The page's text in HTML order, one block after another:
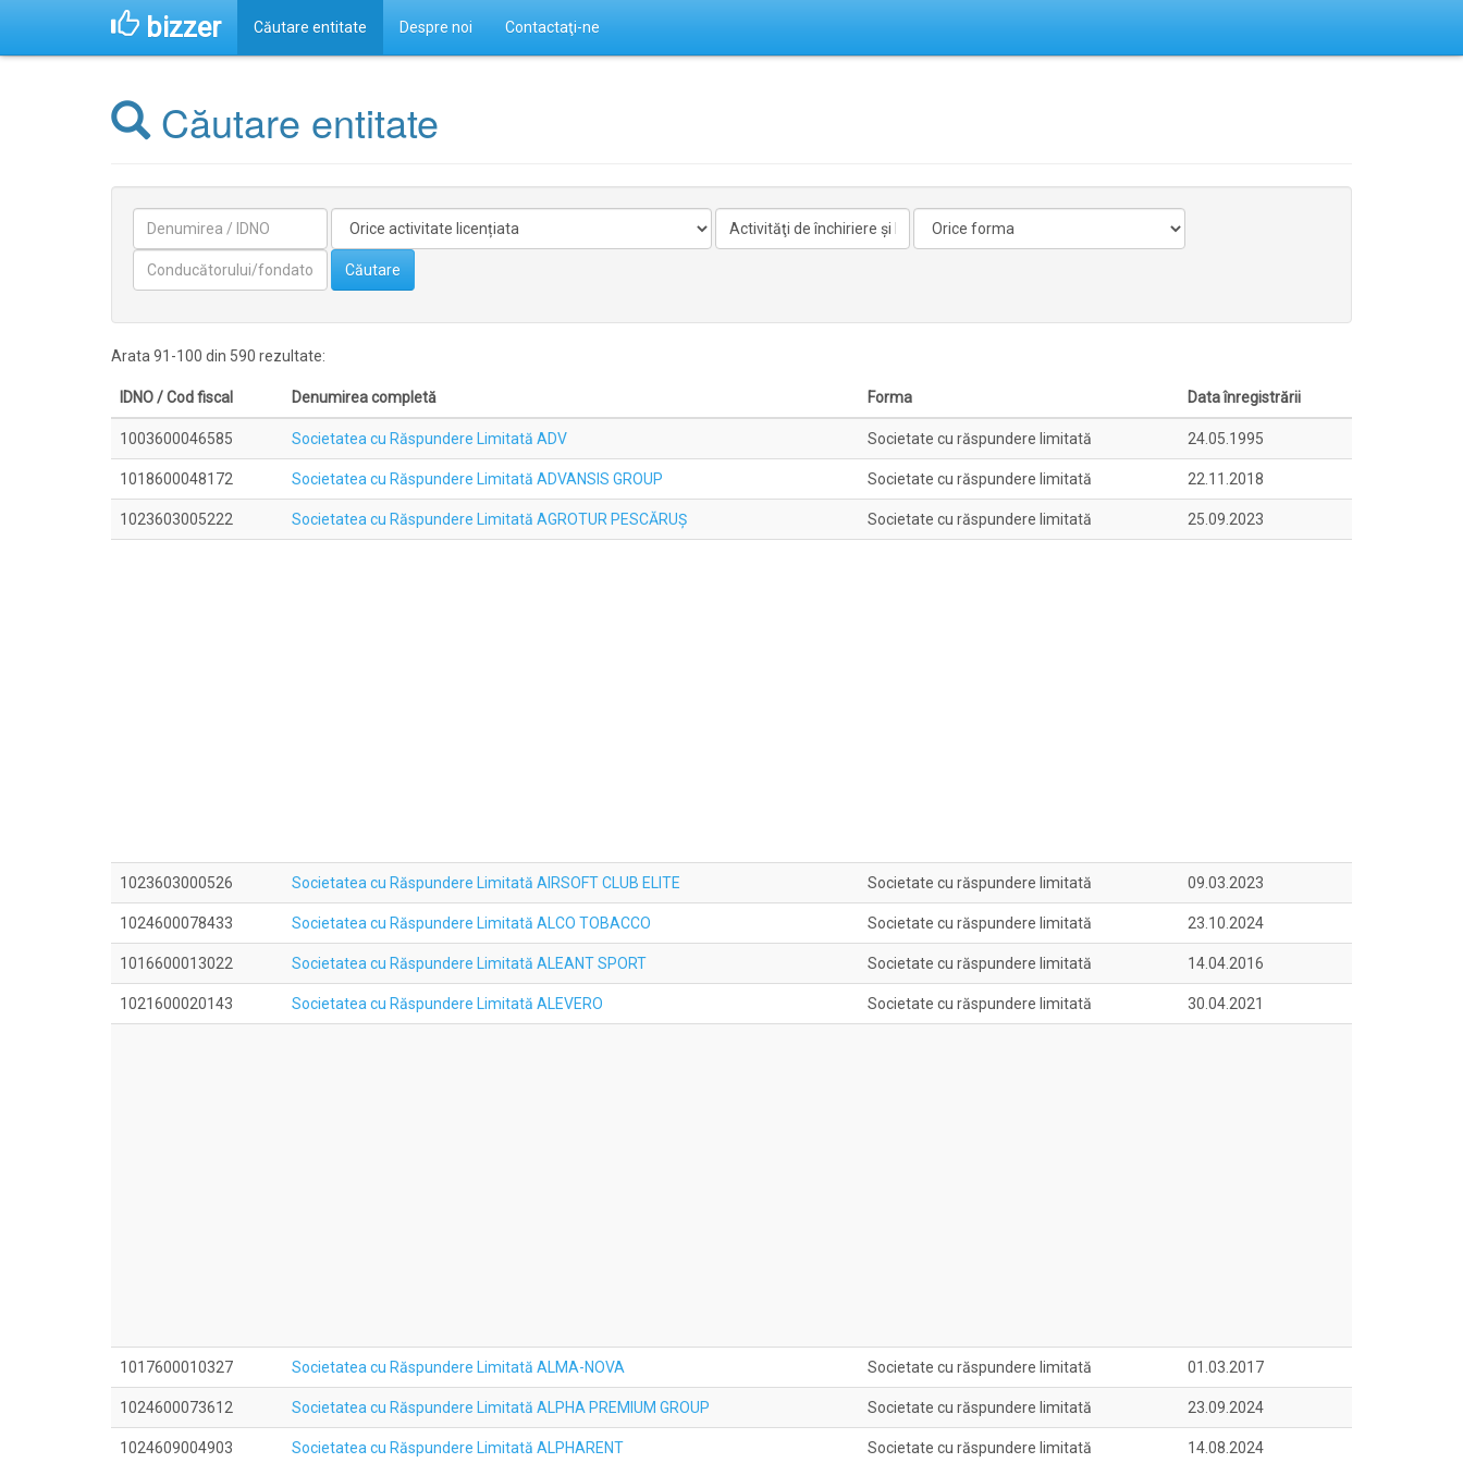
bizzer Căutare entitate Despre noi Contactaţi-ne
Căutare entitate
licentiata
nelicentiata
Căutare
Arata 91-100 din 590 rezultate:
IDNO / Cod fiscal Denumirea completă Forma Data înregistrării
1003600046585 Societatea cu Răspundere Limitată ADV Societate cu răspundere limitată 24.05.1995
1018600048172 Societatea cu Răspundere Limitată ADVANSIS GROUP Societate cu răspundere limitată 22.11.2018
1023603005222 Societatea cu Răspundere Limitată AGROTUR PESCĂRUŞ Societate cu răspundere limitată 25.09.2023
1023603000526 Societatea cu Răspundere Limitată AIRSOFT CLUB ELITE Societate cu răspundere limitată 09.03.2023
1024600078433 Societatea cu Răspundere Limitată ALCO TOBACCO Societate cu răspundere limitată 23.10.2024
1016600013022 Societatea cu Răspundere Limitată ALEANT SPORT Societate cu răspundere limitată 14.04.2016
1021600020143 Societatea cu Răspundere Limitată ALEVERO Societate cu răspundere limitată 30.04.2021
1017600010327 Societatea cu Răspundere Limitată ALMA-NOVA Societate cu răspundere limitată 01.03.2017
1024600073612 Societatea cu Răspundere Limitată ALPHA PREMIUM GROUP Societate cu răspundere limitată 23.09.2024
1024609004903 Societatea cu Răspundere Limitată ALPHARENT Societate cu răspundere limitată 14.08.2024